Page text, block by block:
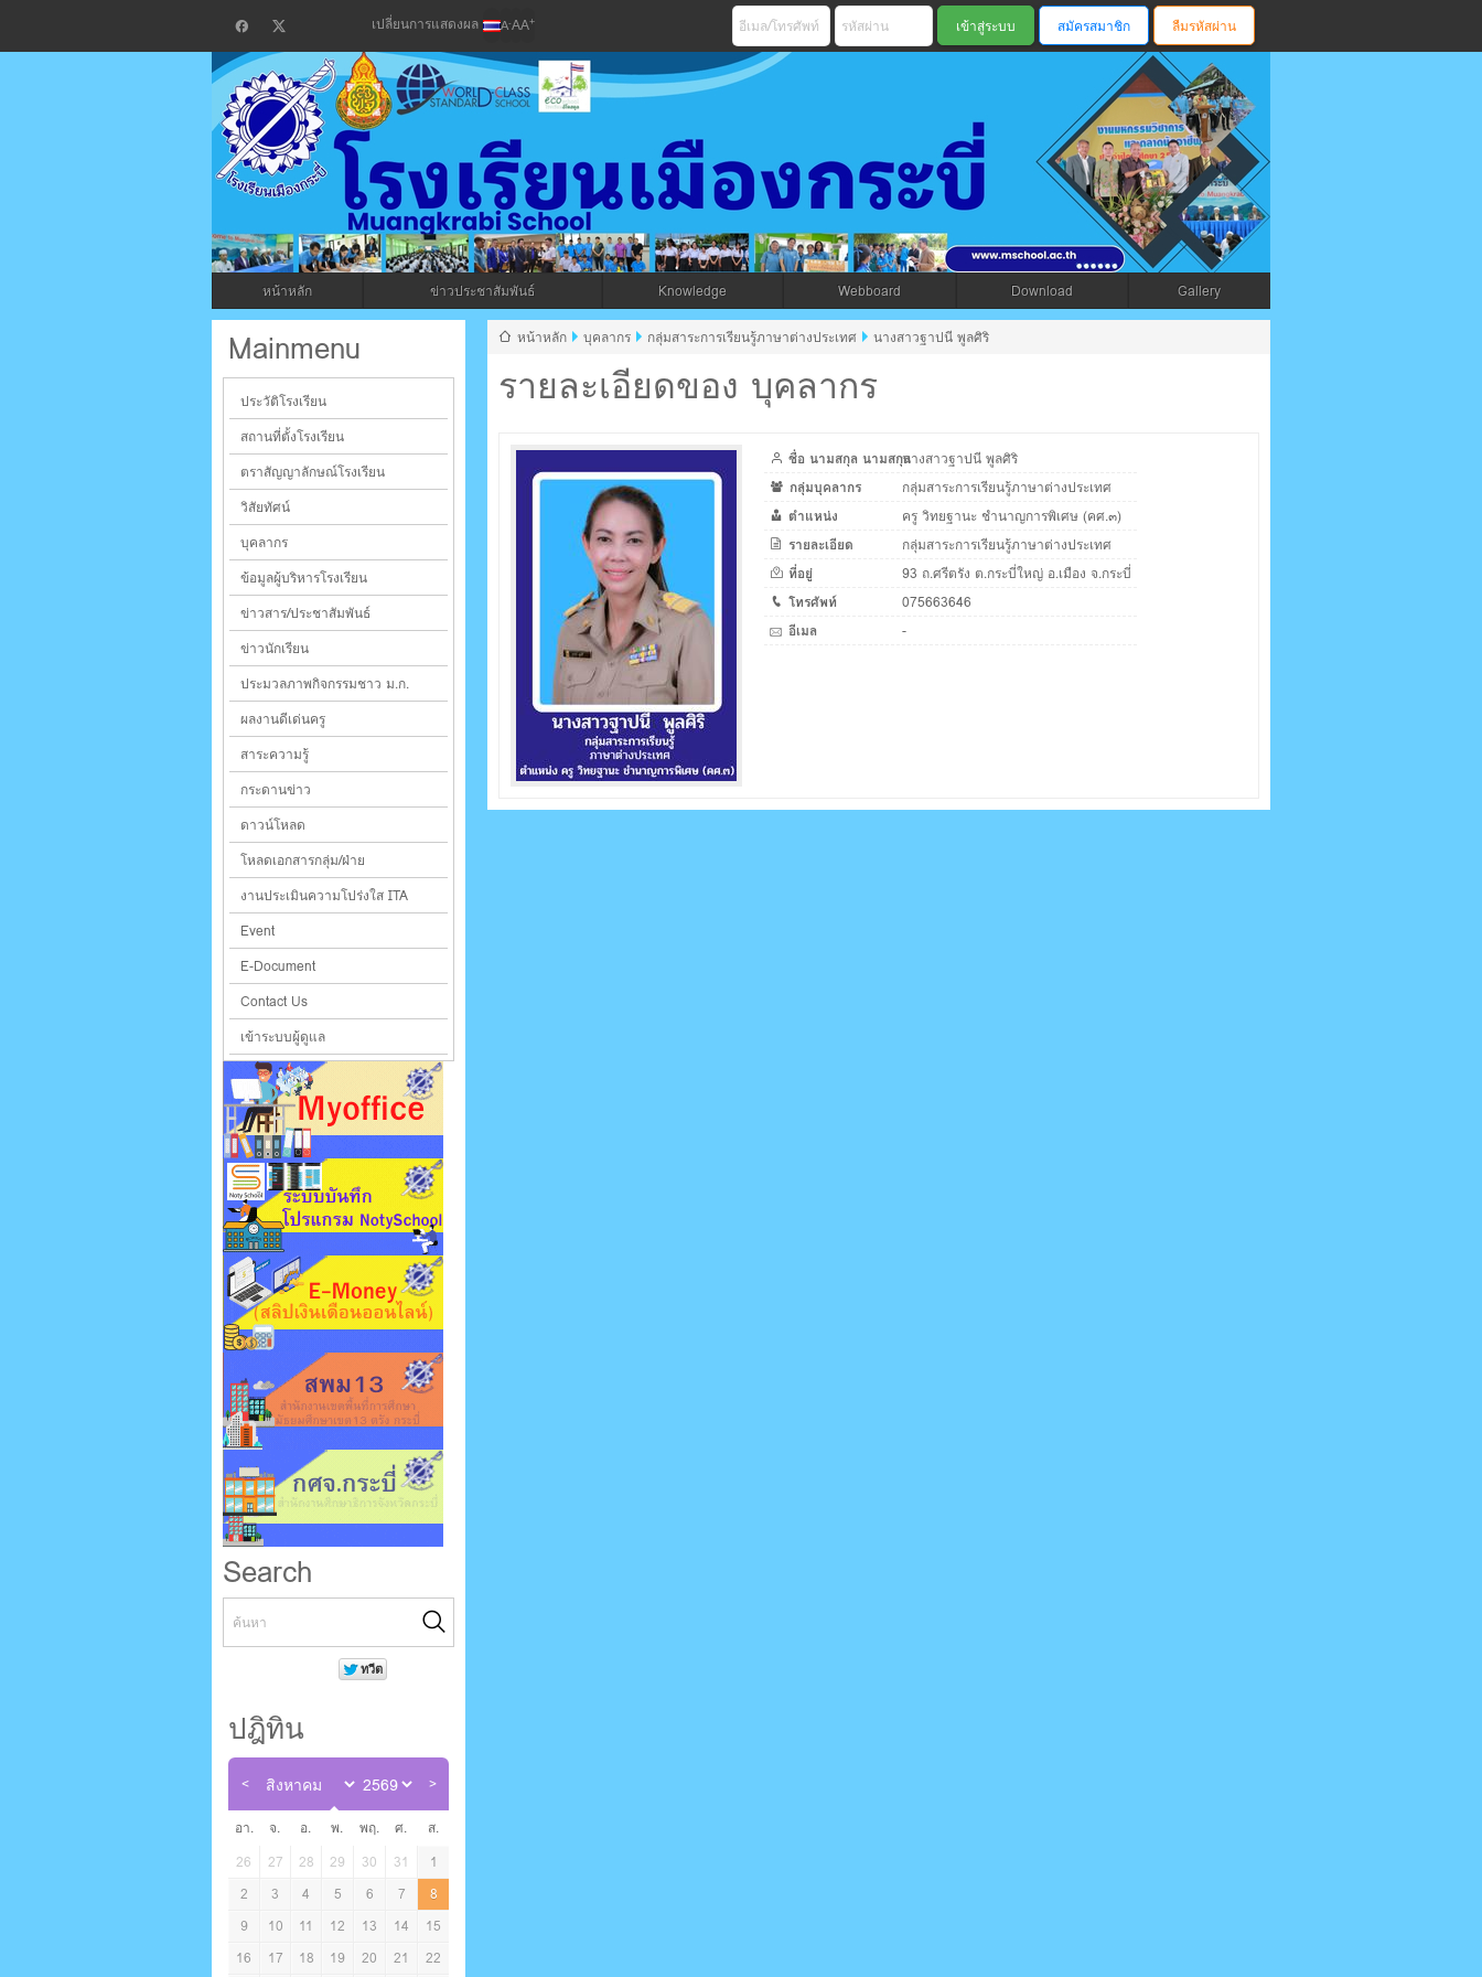
เปลี่ยนการแสดงผล A-AA+ สมัครสมาชิก ลืมรหัสผ่าน
โรงเรียนเมืองกระบี่ สพม ตรัง
กระบี่
ระบบบริหารจัดการเว็บไซต์ (CMS) ด้วย Ajax โดยคนไทย
หน้าหลัก ข่าวประชาสัมพันธ์ Knowledge Webboard Download Gallery
รายละเอียดของ บุคลากร
หน้าหลัก บุคลากร กลุ่มสาระการเรียนรู้ภาษาต่างประเทศ นางสาวฐาปนี พูลศิริ
ชื่อ นามสกุล นามสกุลนางสาวฐาปนี พูลศิริ
กลุ่มบุคลากร
กลุ่มสาระการเรียนรู้ภาษาต่างประเทศ
ตำแหน่ง
ครู วิทยฐานะ ชำนาญการพิเศษ (คศ.๓)
รายละเอียด
กลุ่มสาระการเรียนรู้ภาษาต่างประเทศ
ที่อยู่
93 ถ.ศรีตรัง ต.กระบี่ใหญ่ อ.เมือง จ.กระบี่
โทรศัพท์
075663646
อีเมล
-
Mainmenu
ประวัติโรงเรียน
สถานที่ตั้งโรงเรียน
ตราสัญญาลักษณ์โรงเรียน
วิสัยทัศน์
บุคลากร
ข้อมูลผู้บริหารโรงเรียน
ข่าวสาร/ประชาสัมพันธ์
ข่าวนักเรียน
ประมวลภาพกิจกรรมชาว ม.ก.
ผลงานดีเด่นครู
สาระความรู้
กระดานข่าว
ดาวน์โหลด
โหลดเอกสารกลุ่ม/ฝ่าย
งานประเมินความโปร่งใส ITA
Event
E-Document
Contact Us
เข้าระบบผู้ดูแล
Search
ปฎิทิน
อา. จ. อ. พ. พฤ. ศ.
ส.
26
27 28 29 30 31
1
2
3 4 5 6 7
8
9
10 11 12 13 14
15
16
17 18 19 20 21 22